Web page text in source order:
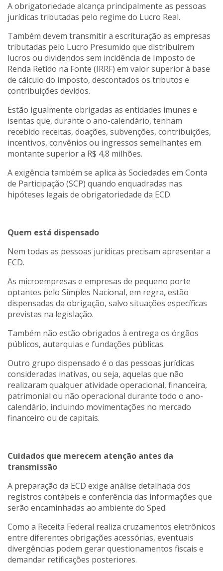
A obrigatoriedade alcança principalmente as pessoas
jurídicas tributadas pelo regime do Lucro Real.
Também devem transmitir a escrituração as empresas
tributadas pelo Lucro Presumido que distribuírem
lucros ou dividendos sem incidência de Imposto de
Renda Retido na Fonte (IRRF) em valor superior à base
de cálculo do imposto, descontados os tributos e
contribuições devidos.
Estão igualmente obrigadas as entidades imunes e
isentas que, durante o ano-calendário, tenham
recebido receitas, doações, subvenções, contribuições,
incentivos, convênios ou ingressos semelhantes em
montante superior a R$ 4,8 milhões.
A exigência também se aplica às Sociedades em Conta
de Participação (SCP) quando enquadradas nas
hipóteses legais de obrigatoriedade da ECD.
Quem está dispensado
Nem todas as pessoas jurídicas precisam apresentar a
ECD.
As microempresas e empresas de pequeno porte
optantes pelo Simples Nacional, em regra, estão
dispensadas da obrigação, salvo situações específicas
previstas na legislação.
Também não estão obrigados à entrega os órgãos
públicos, autarquias e fundações públicas.
Outro grupo dispensado é o das pessoas jurídicas
consideradas inativas, ou seja, aquelas que não
realizaram qualquer atividade operacional, financeira,
patrimonial ou não operacional durante todo o ano-
calendário, incluindo movimentações no mercado
financeiro ou de capitais.
Cuidados que merecem atenção antes da
transmissão
A preparação da ECD exige análise detalhada dos
registros contábeis e conferência das informações que
serão encaminhadas ao ambiente do Sped.
Como a Receita Federal realiza cruzamentos eletrônicos
entre diferentes obrigações acessórias, eventuais
divergências podem gerar questionamentos fiscais e
demandar retificações posteriores.